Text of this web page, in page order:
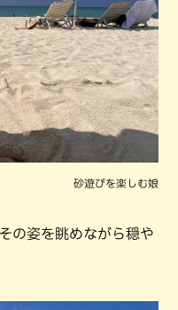
砂遊びを楽しむ娘
の姿を眺めながら穏や